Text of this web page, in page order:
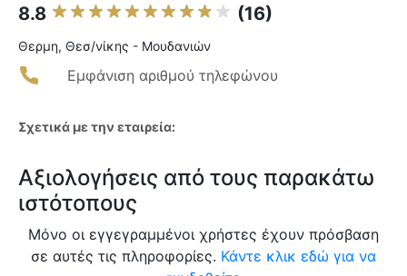
8.8 (16)
Θερμη, Θεσ/νίκης - Μουδανιών
Εμφάνιση αριθμού τηλεφώνου
Σχετικά με την εταιρεία:
Αξιολογήσεις από τους παρακάτω
ιστότοπους
Μόνο οι εγγεγραμμένοι χρήστες έχουν πρόσβαση
σε αυτές τις πληροφορίες. Κάντε κλικ εδώ για να